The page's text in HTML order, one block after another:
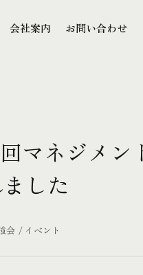
会社案内
お問い合わせ
マネジメン
した
会 イベント